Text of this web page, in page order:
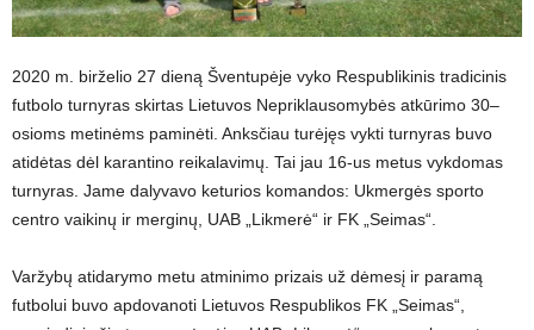
2020 m. birželio 27 dieną Šventupėje vyko Respublikinis tradicinis
futbolo turnyras skirtas Lietuvos Nepriklausomybės atkūrimo 30–
osioms metinėms paminėti. Anksčiau turėjęs vykti turnyras buvo
atidėtas dėl karantino reikalavimų. Tai jau 16-us metus vykdomas
turnyras. Jame dalyvavo keturios komandos: Ukmergės sporto
centro vaikinų ir merginų, UAB „Likmerė“ ir FK „Seimas“.
Varžybų atidarymo metu atminimo prizais už dėmesį ir paramą
futbolui buvo apdovanoti Lietuvos Respublikos FK „Seimas“,